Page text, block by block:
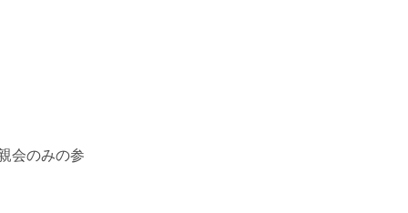
会のみの参